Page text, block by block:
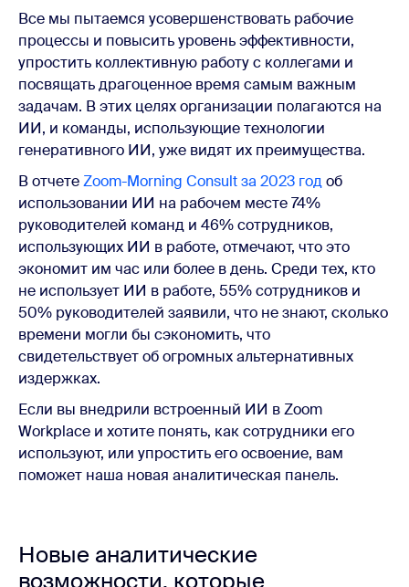
Все мы пытаемся усовершенствовать рабочие
процессы и повысить уровень эффективности,
упростить коллективную работу с коллегами и
посвящать драгоценное время самым важным
задачам. В этих целях организации полагаются на
ИИ, и команды, использующие технологии
генеративного ИИ, уже видят их преимущества.
В отчетеZoom-Morning Consult за 2023 годоб
использовании ИИ на рабочем месте 74%
руководителей команд и 46% сотрудников,
использующих ИИ в работе, отмечают, что это
экономит им час или более в день. Среди тех, кто
не использует ИИ в работе, 55% сотрудников и
50% руководителей заявили, что не знают, сколько
времени могли бы сэкономить, что
свидетельствует об огромных альтернативных
издержках.
Если вы внедрили встроенный ИИ в Zoom
Workplace и хотите понять, как сотрудники его
используют, или упростить его освоение, вам
поможет наша новая аналитическая панель.
Новые аналитические
возможности, которые